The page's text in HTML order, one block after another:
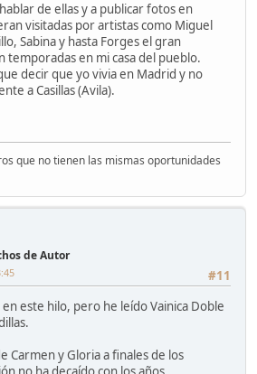
de ellas y a publicar fotos en
visitadas por artistas como Miguel
Sabina y hasta Forges el gran
temporadas en mi casa del pueblo.
decir que yo vivia en Madrid y no
a Casillas (Avila).
que no tienen las mismas oportunidades
de Autor
#11
este hilo, pero he leído Vainica Doble
Carmen y Gloria a finales de los